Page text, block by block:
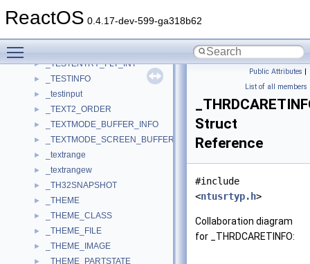
ReactOS 0.4.17-dev-599-ga318b62
► _TESTENTRY_DBL_APPROX
► _TESTENTRY_FLT_INT
► _TESTINFO
► _testinput
► _TEXT2_ORDER
► _TEXTMODE_BUFFER_INFO
► _TEXTMODE_SCREEN_BUFFER
► _textrange
► _textrangew
► _TH32SNAPSHOT
► _THEME
► _THEME_CLASS
► _THEME_FILE
► _THEME_IMAGE
► _THEME_PARTSTATE
Public Attributes |
List of all members
Struct
Reference
#include
<ntusrtyp.h>
Collaboration diagram
for _THRDCARETINFO: